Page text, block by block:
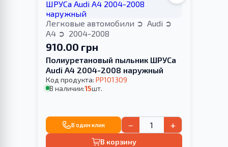
Легковые автомобили
Audi
A4
2004-2008
910.00 грн
Полиуретановый пыльник ШРУСа
Audi A4 2004-2008 наружный
Код продукта: PP101309
В наличии:15шт.
В один клик − +
В корзину